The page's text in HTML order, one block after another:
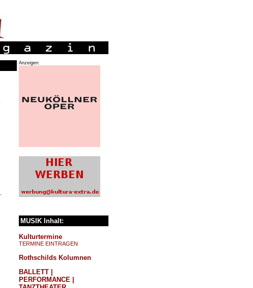
Anzeigen:
MUSIK Inhalt:
Kulturtermine
TERMINE EINTRAGEN
Rothschilds Kolumnen
BALLETT |
PERFORMANCE |